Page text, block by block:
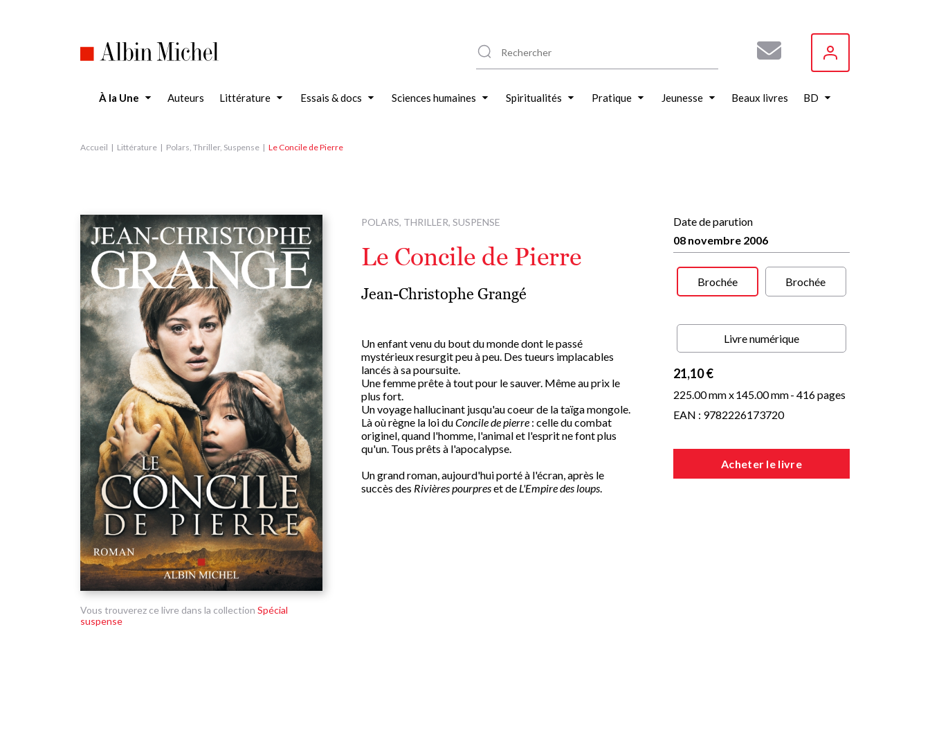
À la Une Auteurs Littérature Essais & docs Sciences humaines Spiritualités Pratique Jeunesse Beaux livres BD
Accueil Littérature Polars, Thriller, Suspense Le Concile de Pierre
Vous trouverez ce livre dans la collection Spécial
suspense
POLARS, THRILLER, SUSPENSE
Le Concile de Pierre
Jean-Christophe Grangé
Un enfant venu du bout du monde dont le passé
mystérieux resurgit peu à peu. Des tueurs implacables
lancés à sa poursuite.
Une femme prête à tout pour le sauver. Même au prix le
plus fort.
Un voyage hallucinant jusqu'au coeur de la taïga mongole.
Là où règne la loi duConcile de pierre : celle du combat
originel, quand l'homme, l'animal et l'esprit ne font plus
qu'un. Tous prêts à l'apocalypse.
Un grand roman, aujourd'hui porté à l'écran, après le
succès des Rivières pourpreset de L'Empire des loups.
Date de parution
08 novembre 2006
Brochée Brochée
Livre numérique
21,10 €
225.00 mm x145.00 mm- 416 pages
EAN : 9782226173720
Acheter le livre